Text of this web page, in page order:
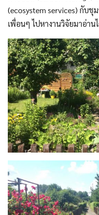
(ecosystem services) กับชุ
เพื่อนๆ ไปหางานวิจัยมาอ่าน